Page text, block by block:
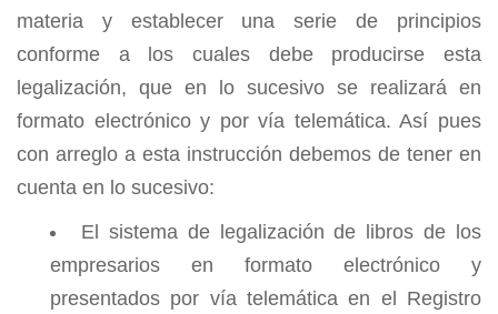
materia y establecer una serie de principios
conforme a los cuales debe producirse esta
legalización, que en lo sucesivo se realizará en
formato electrónico y por vía telemática. Así pues
con arreglo a esta instrucción debemos de tener en
cuenta en lo sucesivo:
El sistema de legalización de libros de los
empresarios en formato electrónico y
presentados por vía telemática en el Registro